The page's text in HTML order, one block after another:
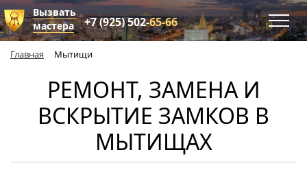
Вызвать
мастера
+7 (925) 502-65-66
Главная Мытищи
РЕМОНТ, ЗАМЕНА И
ВСКРЫТИЕ ЗАМКОВ В
МЫТИЩАХ